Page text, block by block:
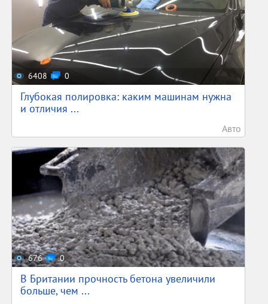
6408 0
Глубокая полировка: каким машинам нужна
и отличия ...
Авто
676 0
В Британии прочность бетона увеличили
больше, чем ...